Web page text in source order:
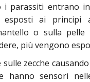
i parassiti entrano
esposti ai
o sulla
più vengono
sulle zecche
hanno sensori